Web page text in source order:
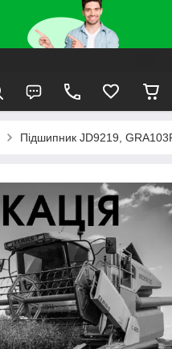
Підшипник JD9219,